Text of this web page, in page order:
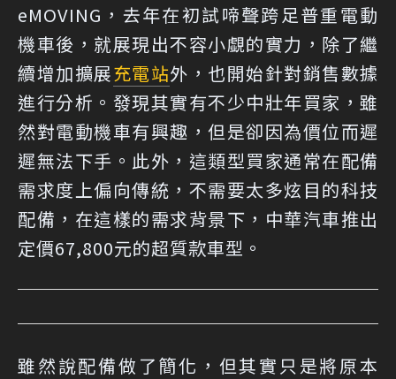
eMOVING，去年在初試啼聲跨足普重電動
機車後，就展現出不容小覷的實力，除了繼
續增加擴展充電站外，也開始針對銷售數據
進行分析。發現其實有不少中壯年買家，雖
然對電動機車有興趣，但是卻因為價位而遲
遲無法下手。此外，這類型買家通常在配備
需求度上偏向傳統，不需要太多炫目的科技
配備，在這樣的需求背景下，中華汽車推出
定價67,800元的超質款車型。
雖然說配備做了簡化，但其實只是將原本